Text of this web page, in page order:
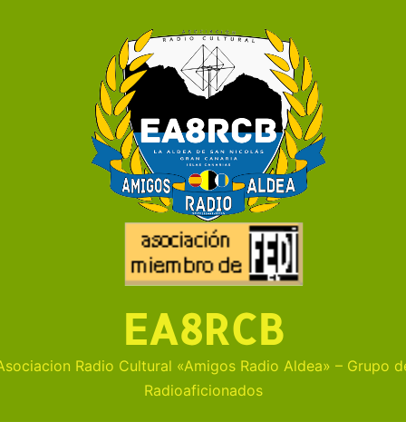
EA8RCB
Radio Cultural «Amigos Radio Aldea» – Grupo
Radioaficionados